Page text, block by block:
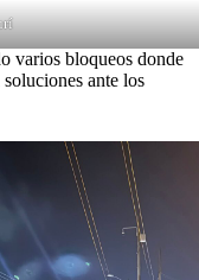
varios bloqueos donde
ante los